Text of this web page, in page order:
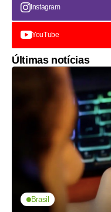
Instagram
YouTube
Últimas notícias
Brasil